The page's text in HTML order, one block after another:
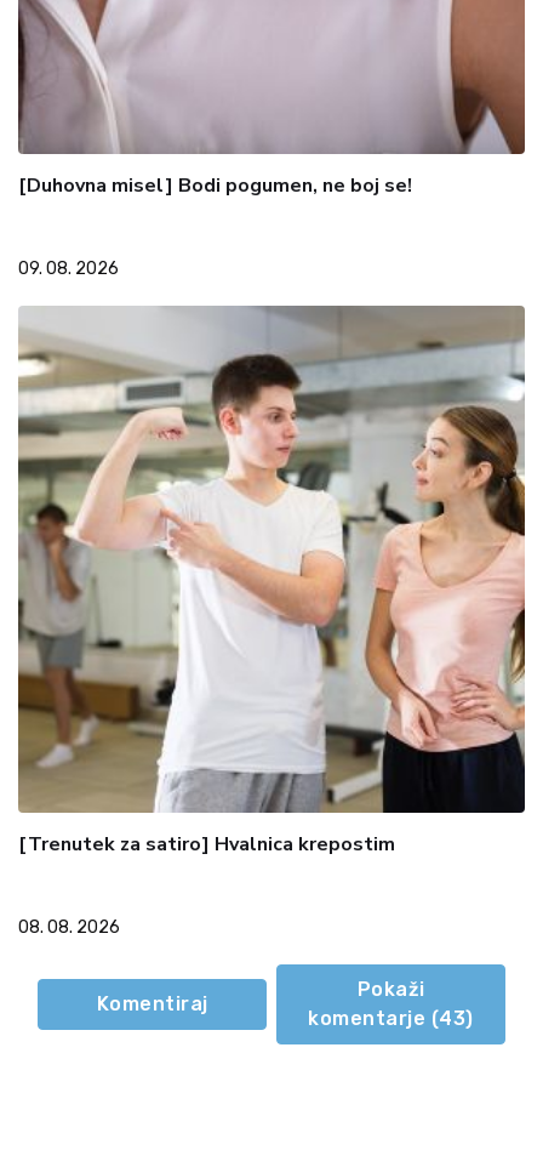
[Duhovna misel] Bodi pogumen, ne boj se!
09. 08. 2026
[Trenutek za satiro] Hvalnica krepostim
08. 08. 2026
Komentiraj
Pokaži
komentarje (43)